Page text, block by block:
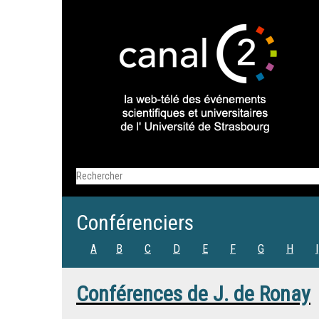
Conférenciers
A B C D E F G H I
Conférences de J. de Ronay